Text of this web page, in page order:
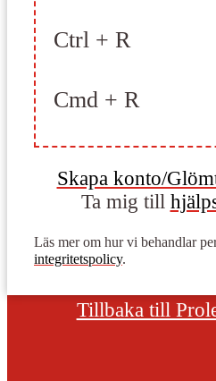
Ctrl + R
Cmd + R
Skapa konto/
Ta mig till
Läs mer om hur vi behandlar
integritetspolicy.
Tillbaka till